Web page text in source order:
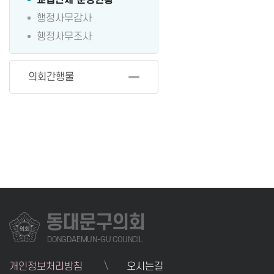
행정사무감사
행정사무조사
의회간행물
동대문구의회
DONGDAEMUN-GU COUNCIL
개인정보처리방침 오시는길